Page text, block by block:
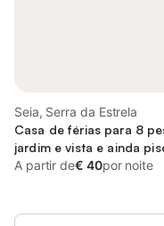
Seia, Serra da Estrela
Casa de férias para 8
jardim e vista e ainda
animais de estimação
A partir de€ 40por noite